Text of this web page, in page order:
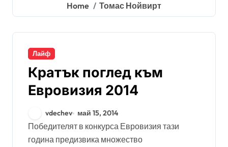
Home Томас Нойвирт
Лайф
Кратък поглед към
Евровизия 2014
vdechev май 15, 2014
Победителят в конкурса Евровизия тази
година предизвика множество